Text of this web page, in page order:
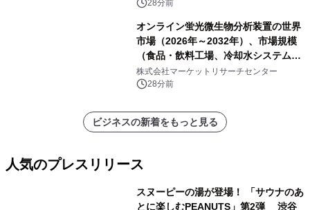
28分前
オンライン蛍光微生物分析装置の世界
市場（2026年～2032年）、市場規模
（食品・飲料工場、冷却水システム、
病院、飲料水安全警報システム）・分
析レポートを発表
株式会社マーケットリサーチセンター
28分前
ビジネスの新着をもっと見る
人気のプレスリリース
スヌーピーの湯が登場！ 「サウナのあ
とに楽しむPEANUTS」第2弾 渋谷